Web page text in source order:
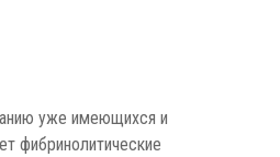
уже имеющихся и
фибринолитические